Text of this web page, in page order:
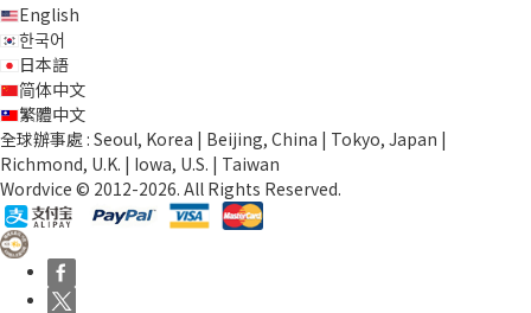
English
한국어
日本語
简体中文
繁體中文
全球辦事處 : Seoul, Korea | Beijing, China | Tokyo, Japan |
Richmond, U.K. | Iowa, U.S. | Taiwan
Wordvice © 2012-2026. All Rights Reserved.